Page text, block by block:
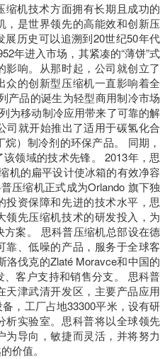
缩机技术方面拥有长期且成功的
，是世界领先的高能效和创新压
历史可以追溯到20世纪50年代
年进入市场，其紧凑的“薄饼”式
响。从那时起，公司就创立了
的创新型压缩机一直影响着全
产品的诞生为轻型商用制冷市场
为移动制冷应用带来了可靠的解
司就开始推出了适用于碳氢化合
）制冷剂的环保产品。 同期，
领域的技术先锋。 2013年，思
机的扁平设计使冰箱的有效净容
压缩机正式成为Orlando 旗下独
投资保障和先进的技术水平，思
先压缩机技术的研发投入，为
案。 思科普压缩机总部设在德
靠、低噪的产品，服务于全球客
洛伐克的Zlaté Moravce和中国的
客户支持和销售分支。 思科普
天津武清开发区，主要产品应用
，工厂占地33300平米，设有研
析实验室。思科普将以全球领先
导向，敏捷而灵活，并将努力
价值。